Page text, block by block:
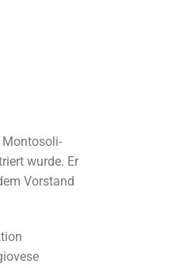
Montosoli-
wurde. Er
Vorstand